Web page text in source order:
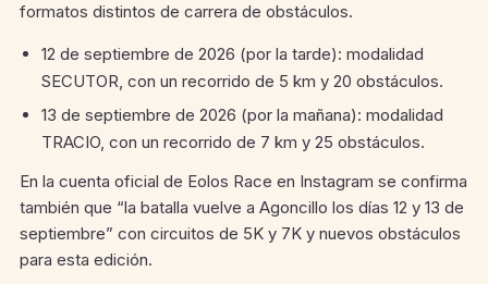
formatos distintos de carrera de obstáculos.
12 de septiembre de 2026 (por la tarde): modalidad
SECUTOR, con un recorrido de 5 km y 20 obstáculos.
13 de septiembre de 2026 (por la mañana): modalidad
TRACIO, con un recorrido de 7 km y 25 obstáculos.
En la cuenta oficial de Eolos Race en Instagram se confirma
también que “la batalla vuelve a Agoncillo los días 12 y 13 de
septiembre” con circuitos de 5K y 7K y nuevos obstáculos
para esta edición.